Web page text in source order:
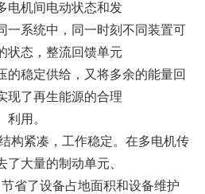
转载请注明
电机间电动状态和发
一系统中，同一时刻不同装置可
状态，整流回馈单元
的稳定供给，又将多余的能量回
现了再生能源的合理
利用。
构紧凑，工作稳定。在多电机传
了大量的制动单元、
省了设备占地面积和设备维护